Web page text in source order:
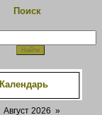
Поиск
Календарь
Август 2026 »